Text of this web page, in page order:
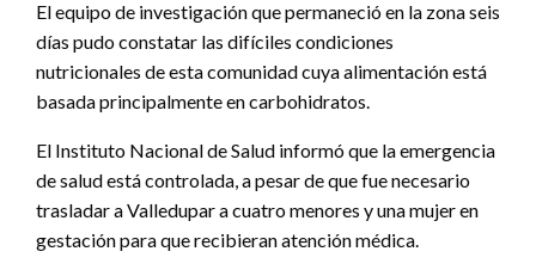
El equipo de investigación que permaneció en la zona seis
días pudo constatar las difíciles condiciones
nutricionales de esta comunidad cuya alimentación está
basada principalmente en carbohidratos.
El Instituto Nacional de Salud informó que la emergencia
de salud está controlada, a pesar de que fue necesario
trasladar a Valledupar a cuatro menores y una mujer en
gestación para que recibieran atención médica.